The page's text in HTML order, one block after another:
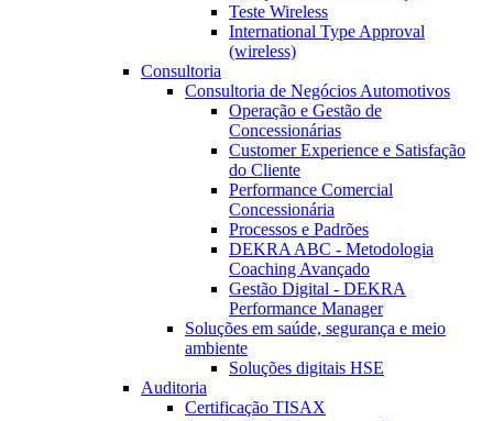
Teste Wireless
International Type Approval
(wireless)
Consultoria
Consultoria de Negócios Automotivos
Operação e Gestão de
Concessionárias
Customer Experience e Satisfação
do Cliente
Performance Comercial
Concessionária
Processos e Padrões
DEKRA ABC - Metodologia
Coaching Avançado
Gestão Digital - DEKRA
Performance Manager
Soluções em saúde, segurança e meio
ambiente
Soluções digitais HSE
Auditoria
Certificação TISAX